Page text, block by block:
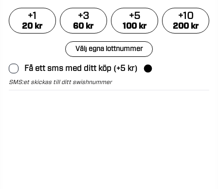
+1
20kr
+3
60kr
+5
100kr
+10
200kr
Välj egna lottnummer
Få ett sms med ditt köp(+5 kr)
SMS:et skickas till ditt swishnummer